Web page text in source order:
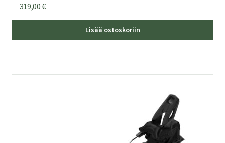
319,00€
Lisää ostoskoriin